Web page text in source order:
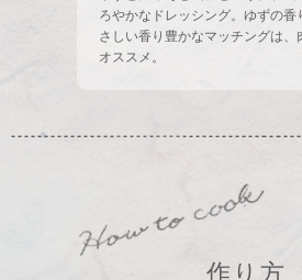
ろやかなドレッシング。ゆずの香
さしい香り豊かなマッチングは、
オススメ。
作り方